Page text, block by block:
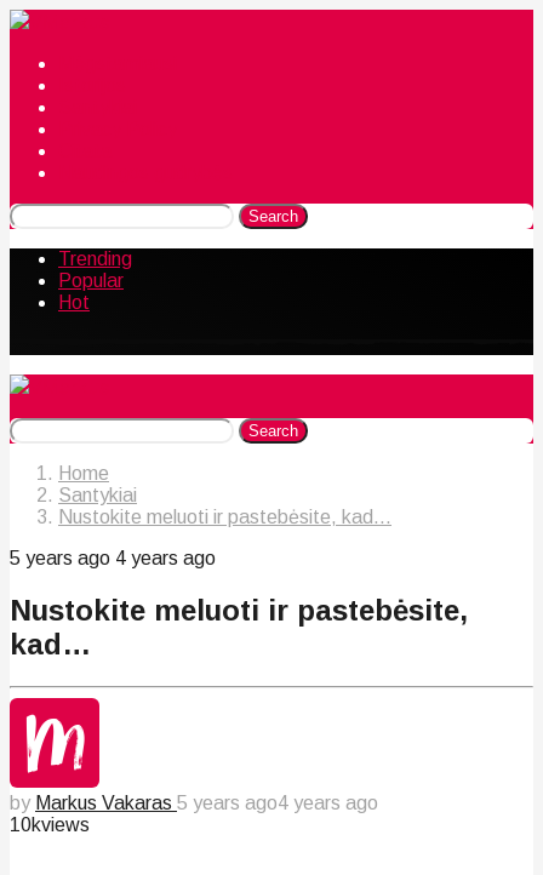
Search
Trending
Popular
Hot
Search
Home
Santykiai
Nustokite meluoti ir pastebėsite, kad...
5 years ago 4 years ago
Nustokite meluoti ir pastebėsite,
kad…
by Markus Vakaras 5 years ago4 years ago
10kviews